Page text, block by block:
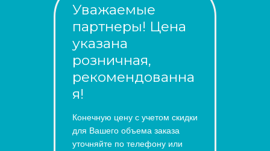
Уважаемые
партнеры! Цена
указана
розничная,
рекомендованна
я!
Конечную цену с учетом скидки
для Вашего объема заказа
уточняйте по телефону или